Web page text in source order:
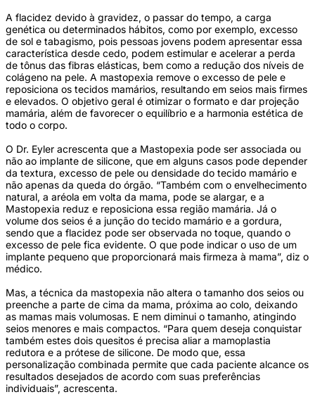
A flacidez devido à gravidez, o passar do tempo, a carga
genética ou determinados hábitos, como por exemplo, excesso
de sol e tabagismo, pois pessoas jovens podem apresentar essa
característica desde cedo, podem estimular e acelerar a perda
de tônus das fibras elásticas, bem como a redução dos níveis de
colágeno na pele. A mastopexia remove o excesso de pele e
reposiciona os tecidos mamários, resultando em seios mais firmes
e elevados. O objetivo geral é otimizar o formato e dar projeção
mamária, além de favorecer o equilíbrio e a harmonia estética de
todo o corpo.
O Dr. Eyler acrescenta que a Mastopexia pode ser associada ou
não ao implante de silicone, que em alguns casos pode depender
da textura, excesso de pele ou densidade do tecido mamário e
não apenas da queda do órgão. “Também com o envelhecimento
natural, a aréola em volta da mama, pode se alargar, e a
Mastopexia reduz e reposiciona essa região mamária. Já o
volume dos seios é a junção do tecido mamário e a gordura,
sendo que a flacidez pode ser observada no toque, quando o
excesso de pele fica evidente. O que pode indicar o uso de um
implante pequeno que proporcionará mais firmeza à mama”, diz o
médico.
Mas, a técnica da mastopexia não altera o tamanho dos seios ou
preenche a parte de cima da mama, próxima ao colo, deixando
as mamas mais volumosas. E nem diminui o tamanho, atingindo
seios menores e mais compactos. “Para quem deseja conquistar
também estes dois quesitos é precisa aliar a mamoplastia
redutora e a prótese de silicone. De modo que, essa
personalização combinada permite que cada paciente alcance os
resultados desejados de acordo com suas preferências
individuais”, acrescenta.